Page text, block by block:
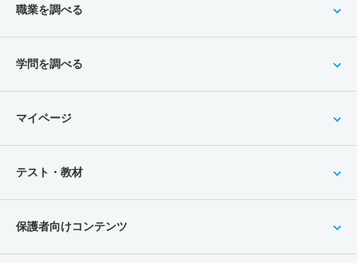
職業を調べる
学問を調べる
マイページ
テスト・教材
保護者向けコンテンツ